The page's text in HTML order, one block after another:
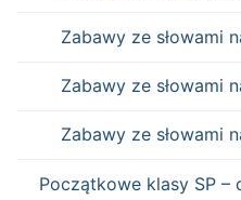
Zabawy ze słowami
Zabawy ze słowami
Zabawy ze słowami
Początkowe klasy SP –